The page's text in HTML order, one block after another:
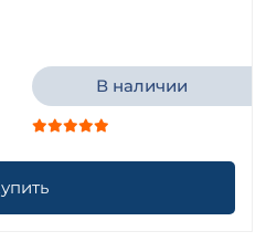
В наличии